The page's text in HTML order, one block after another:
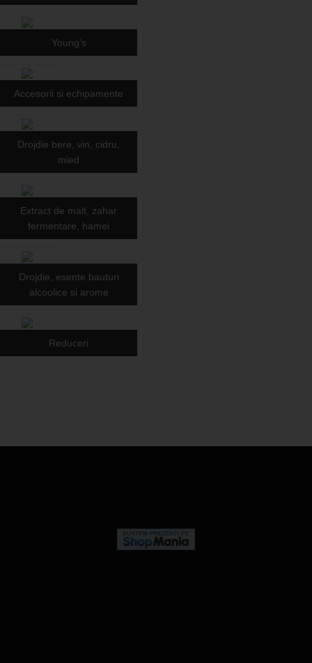
Young's
Accesorii si echipamente
Drojdie bere, vin, cidru,
mied
Extract de malt, zahar
fermentare, hamei
Drojdie, esente bauturi
alcoolice si arome
Reduceri